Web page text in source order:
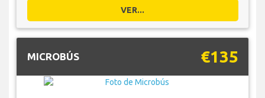
VER...
MICROBÚS €135